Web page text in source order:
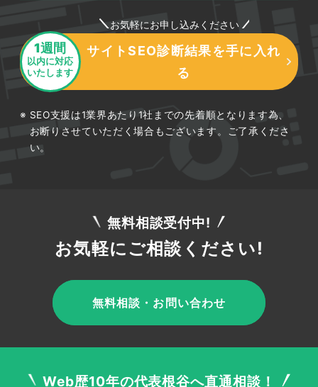
お気軽にお申し込みください
1週間
以内に対応
いたします
サイトSEO診断結果を手に入れ
る
SEO支援は1業界あたり1社までの先着順となります為、
お断りさせていただく場合もございます。ご了承くださ
い。
無料相談受付中!
お気軽にご相談ください!
無料相談・お問い合わせ
Web歴10年の代表根谷へ直通相談！